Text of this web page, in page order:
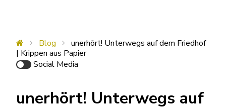
Blog
unerhört! Unterwegs auf dem Friedhof
| Krippen aus Papier
Social Media
unerhört! Unterwegs auf